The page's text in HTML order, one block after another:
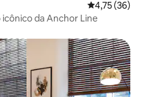
4,75 de uma
4,75 (36)
da Anchor Line